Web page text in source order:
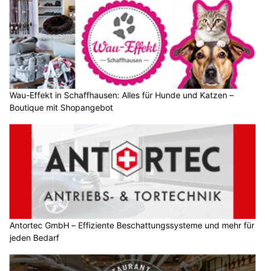
Wau-Effekt in Schaffhausen: Alles für Hunde und Katzen –
Boutique mit Shopangebot
Antortec GmbH – Effiziente Beschattungssysteme und mehr für
jeden Bedarf